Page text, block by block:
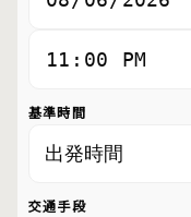
基準時間
交通手段